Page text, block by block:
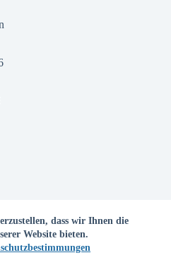
dass wir Ihnen die
Website bieten.